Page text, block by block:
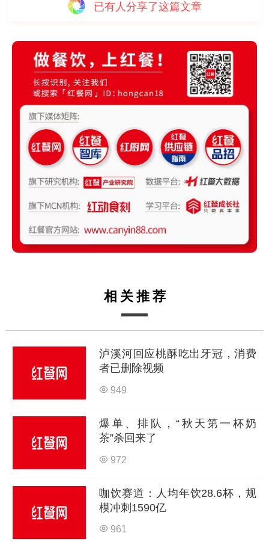
已有人分享了这篇文章
相关推荐
泸溪河回应桃酥吃出牙冠，消费
者已删除视频
949
爆单、排队，“秋天第一杯奶
茶”杀回来了
972
咖饮赛道：人均年饮28.6杯，规
模冲刺1590亿
961